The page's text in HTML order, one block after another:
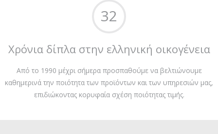
32
Χρόνια δίπλα στην ελληνική οικογένεια
Από το 1990 μέχρι σήμερα προσπαθούμε να βελτιώνουμε
καθημερινά την ποιότητα των προϊόντων και των υπηρεσιών μας,
επιδιώκοντας κορυφαία σχέση ποιότητας τιμής.